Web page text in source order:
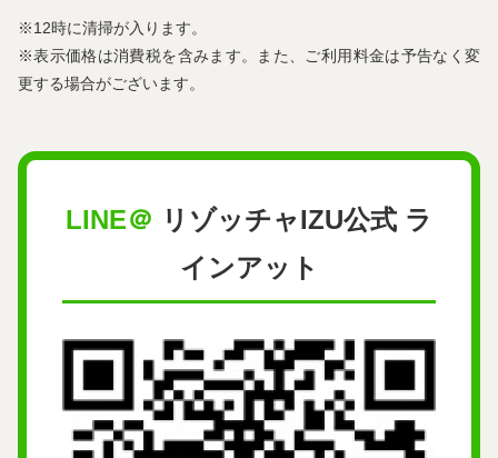
※12時に清掃が⼊ります。
※表⽰価格は消費税を含みます。また、ご利⽤料⾦は予告なく変
更する場合がございます。
LINE＠ リゾッチャIZU公式 ラ
インアット